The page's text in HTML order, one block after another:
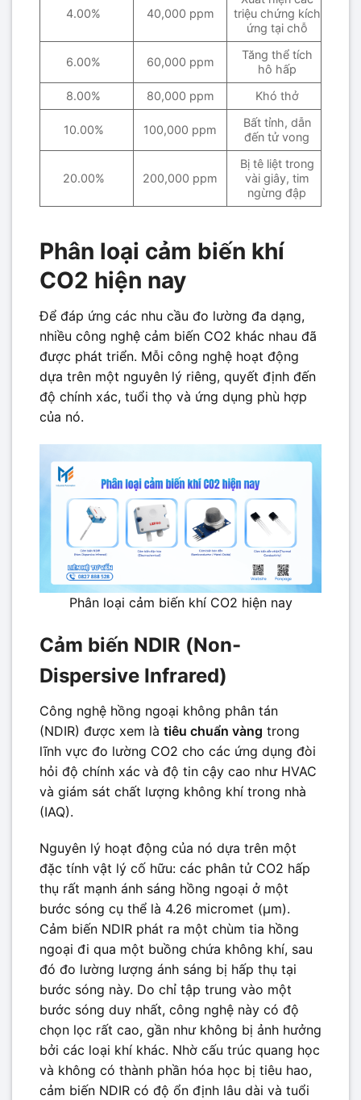
4.00% 40,000 ppm
triệu chứng kích
ứng tại chỗ
6.00% 60,000 ppm
Tăng thể tích
hô hấp
8.00%
80,000 ppm Khó thở
10.00% 100,000 ppm
Bất tỉnh, dẫn
đến tử vong
20.00% 200,000 ppm
Bị tê liệt trong
vài giây, tim
ngừng đập
Phân loại cảm biến khí
CO2 hiện nay
Để đáp ứng các nhu cầu đo lường đa dạng,
nhiều công nghệ cảm biến CO2 khác nhau đã
được phát triển. Mỗi công nghệ hoạt động
dựa trên một nguyên lý riêng, quyết định đến
độ chính xác, tuổi thọ và ứng dụng phù hợp
của nó.
Phân loại cảm biến khí CO2 hiện nay
Cảm biến NDIR (Non-
Dispersive Infrared)
Công nghệ hồng ngoại không phân tán
(NDIR) được xem là tiêu chuẩn vàng trong
lĩnh vực đo lường CO2 cho các ứng dụng đòi
hỏi độ chính xác và độ tin cậy cao như HVAC
và giám sát chất lượng không khí trong nhà
(IAQ).
Nguyên lý hoạt động của nó dựa trên một
đặc tính vật lý cố hữu: các phân tử CO2 hấp
thụ rất mạnh ánh sáng hồng ngoại ở một
bước sóng cụ thể là 4.26 micromet (μm).
Cảm biến NDIR phát ra một chùm tia hồng
ngoại đi qua một buồng chứa không khí, sau
đó đo lường lượng ánh sáng bị hấp thụ tại
bước sóng này. Do chỉ tập trung vào một
bước sóng duy nhất, công nghệ này có độ
chọn lọc rất cao, gần như không bị ảnh hưởng
bởi các loại khí khác. Nhờ cấu trúc quang học
và không có thành phần hóa học bị tiêu hao,
cảm biến NDIR có độ ổn định lâu dài và tuổi